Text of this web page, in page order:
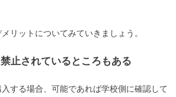
リットについてみていきましょう。
止されているところもある
する場合、可能であれば学校側に確認して